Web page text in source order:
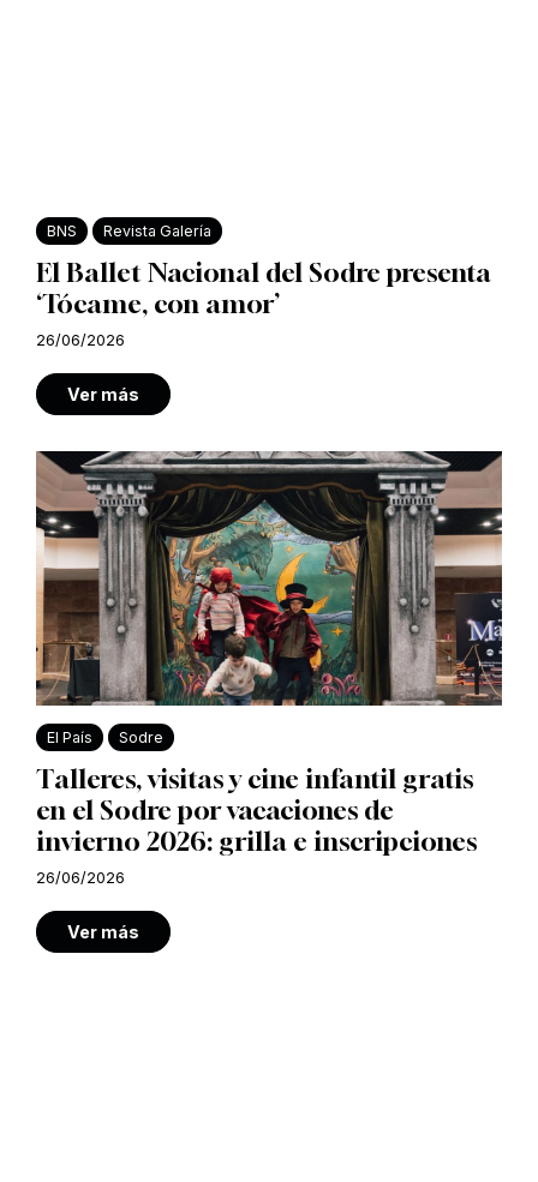
BNS Revista Galería
El Ballet Nacional del Sodre presenta
‘Tócame, con amor’
26/06/2026
Ver más
El País Sodre
Talleres, visitas y cine infantil gratis
en el Sodre por vacaciones de
invierno 2026: grilla e inscripciones
26/06/2026
Ver más